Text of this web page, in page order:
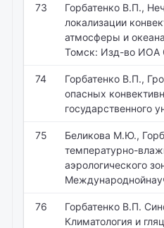
73
Горбатенко В.П.,
локализации
атмосферы и
Томск: Изд-во ИОА
74
Горбатенко В.П.,
опасных
государственного
75
Беликова М.Ю.,
температурно-
аэрологического
76
Горбатенко В.П.
Климатология и